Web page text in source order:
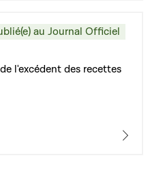
au Journal Officiel
l'excédent des recettes